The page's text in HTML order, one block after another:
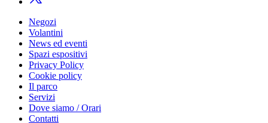
Negozi
Volantini
News ed eventi
Spazi espositivi
Privacy Policy
Cookie policy
Il parco
Servizi
Dove siamo / Orari
Contatti